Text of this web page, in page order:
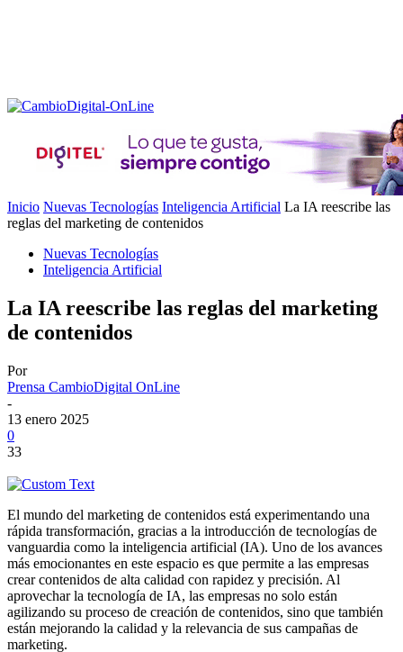
Inicio Nuevas Tecnologías Inteligencia Artificial La IA reescribe las
reglas del marketing de contenidos
Nuevas Tecnologías
Inteligencia Artificial
La IA reescribe las reglas del marketing
de contenidos
Por
Prensa CambioDigital OnLine
-
13 enero 2025
0
33
El mundo del marketing de contenidos está experimentando una
rápida transformación, gracias a la introducción de tecnologías de
vanguardia como la inteligencia artificial (IA). Uno de los avances
más emocionantes en este espacio es que permite a las empresas
crear contenidos de alta calidad con rapidez y precisión. Al
aprovechar la tecnología de IA, las empresas no solo están
agilizando su proceso de creación de contenidos, sino que también
están mejorando la calidad y la relevancia de sus campañas de
marketing.